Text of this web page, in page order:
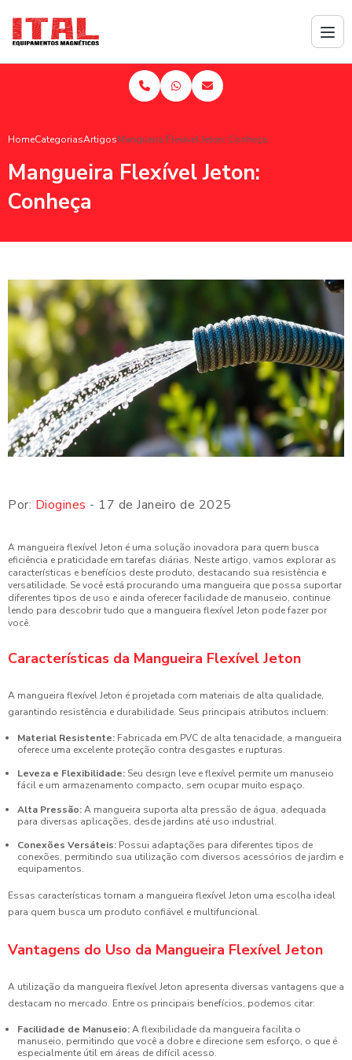
HomeCategoriasArtigosMangueira Flexível Jeton: Conheça
Mangueira Flexível Jeton:
Conheça
Por: Diogines - 17 de Janeiro de 2025
A mangueira flexível Jeton é uma solução inovadora para quem busca
eficiência e praticidade em tarefas diárias. Neste artigo, vamos explorar as
características e benefícios deste produto, destacando sua resistência e
versatilidade. Se você está procurando uma mangueira que possa suportar
diferentes tipos de uso e ainda oferecer facilidade de manuseio, continue
lendo para descobrir tudo que a mangueira flexível Jeton pode fazer por
você.
Características da Mangueira Flexível Jeton
A mangueira flexível Jeton é projetada com materiais de alta qualidade,
garantindo resistência e durabilidade. Seus principais atributos incluem:
Material Resistente: Fabricada em PVC de alta tenacidade, a mangueira
oferece uma excelente proteção contra desgastes e rupturas.
Leveza e Flexibilidade: Seu design leve e flexível permite um manuseio
fácil e um armazenamento compacto, sem ocupar muito espaço.
Alta Pressão:A mangueira suporta alta pressão de água, adequada
para diversas aplicações, desde jardins até uso industrial.
Conexões Versáteis: Possui adaptações para diferentes tipos de
conexões, permitindo sua utilização com diversos acessórios de jardim e
equipamentos.
Essas características tornam a mangueira flexível Jeton uma escolha ideal
para quem busca um produto confiável e multifuncional.
Vantagens do Uso da Mangueira Flexível Jeton
A utilização da mangueira flexível Jeton apresenta diversas vantagens que a
destacam no mercado. Entre os principais benefícios, podemos citar:
Facilidade de Manuseio:A flexibilidade da mangueira facilita o
manuseio, permitindo que você a dobre e direcione sem esforço, o que é
especialmente útil em áreas de difícil acesso.